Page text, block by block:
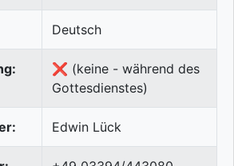
Deutsch
❌ (keine - während des
Gottesdienstes)
Edwin Lück